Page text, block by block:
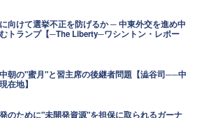
向けて選挙不正を防げるか ─ 中東外交を進め中
トランプ【─The Liberty─ワシントン・レポー
朝の"蜜月"と習主席の後継者問題【澁谷司──中
在地】
のために"未開発資源"を担保に取られるガーナ